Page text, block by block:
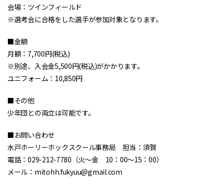
会場：ツインフィールド
※選考会に合格をした選手が参加対象となります。
■金額
月額：7,700円(税込)
※別途、入会金5,500円(税込)がかかります。
ユニフォーム：10,850円
■その他
少年団との両立は可能です。
■お問い合わせ
水戸ホーリーホックスクール事務局 担当：須賀
電話：029-212-7780（火～金 10：00～15：00）
メール：mitohh.fukyuu@gmail.com